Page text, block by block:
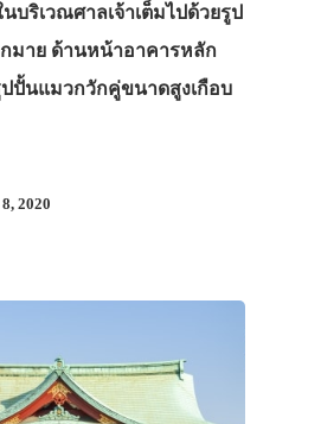
บริเวณศาลเจ้าเต็มไปด้วยรูป
มาย ด้านหน้าอาคารหลัก
ปั้นแมวกวักคู่ขนาดสูงเกือบ
2020